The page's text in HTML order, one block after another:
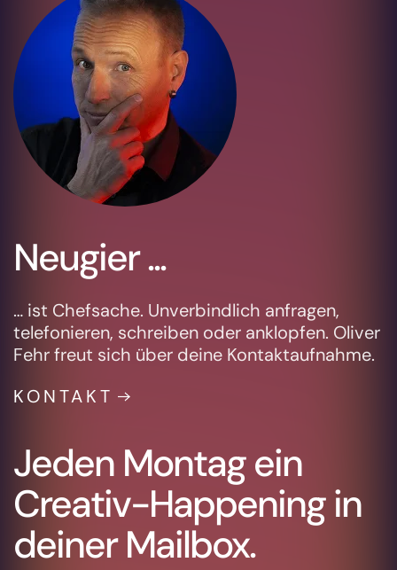
Neugier ...
… ist Chefsache. Unverbindlich anfragen,
telefonieren, schreiben oder anklopfen. Oliver
Fehr freut sich über deine Kontaktaufnahme.
KONTAKT
Jeden Montag ein
Creativ-Happening in
deiner Mailbox.